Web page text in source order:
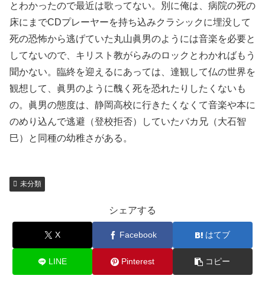
とわかったので最近は歌ってない。別に俺は、病院の死の
床にまでCDプレーヤーを持ち込みクラシックに埋没して
死の恐怖から逃げていた丸山眞男のようには音楽を必要と
してないので、キリスト教がらみのロックとわかればもう
聞かない。臨終を迎えるにあっては、達観して仏の世界を
観想して、眞男のように醜く死を恐れたりしたくないも
の。眞男の態度は、静岡高校に行きたくなくて音楽や本に
のめり込んで逃避（登校拒否）していたバカ兄（大石智
巳）と同種の幼稚さがある。
未分類
シェアする
X Facebook はてブ
LINE Pinterest コピー